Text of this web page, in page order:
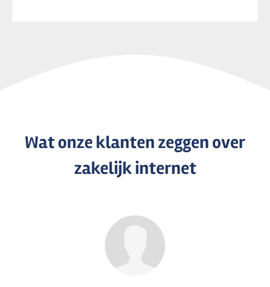
Wat onze klanten zeggen over
zakelijk internet